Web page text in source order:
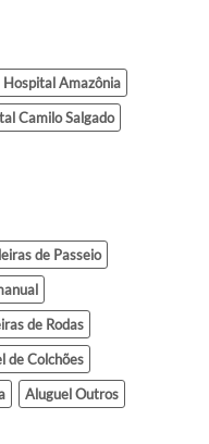
Hospital Amazônia
Camilo Salgado
de Passeio
de Rodas
de Colchões
Aluguel Outros